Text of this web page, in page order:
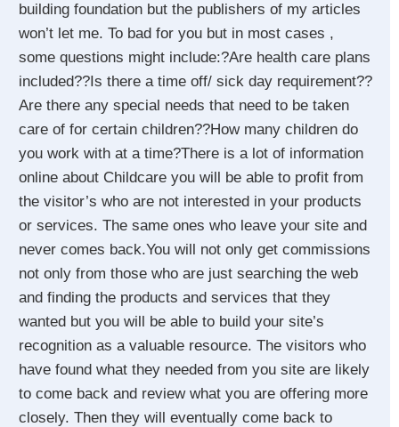
building foundation but the publishers of my articles
won’t let me. To bad for you but in most cases ,
some questions might include:?Are health care plans
included??Is there a time off/ sick day requirement??
Are there any special needs that need to be taken
care of for certain children??How many children do
you work with at a time?There is a lot of information
online about Childcare you will be able to profit from
the visitor’s who are not interested in your products
or services. The same ones who leave your site and
never comes back.You will not only get commissions
not only from those who are just searching the web
and finding the products and services that they
wanted but you will be able to build your site’s
recognition as a valuable resource. The visitors who
have found what they needed from you site are likely
to come back and review what you are offering more
closely. Then they will eventually come back to